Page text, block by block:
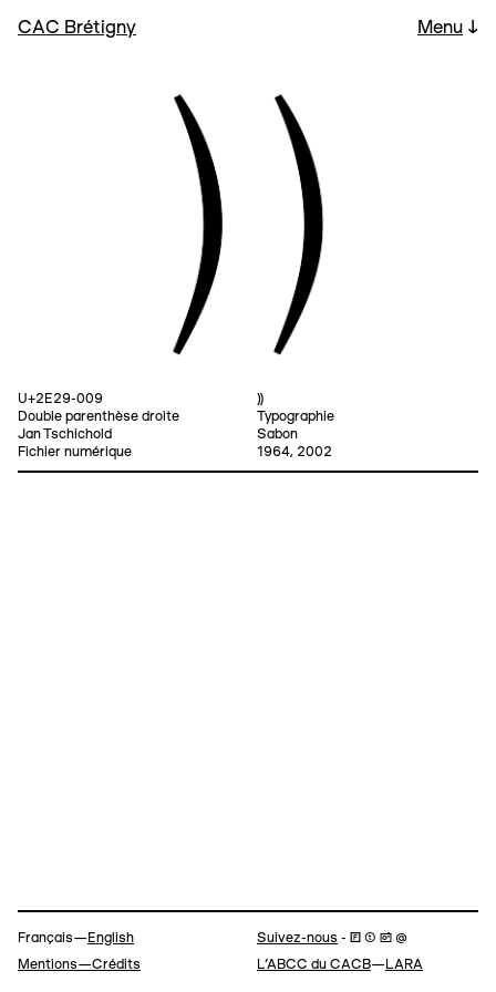
CAC Brétigny Menu ↓
U+2E29-009
Double parenthèse droite
⸩
Typographie
Jan Tschichold
Fichier numérique
Sabon
1964, 2002
Navigation
Français— English Suivez-nous - 🄵 ⓣ 📷 @
Mentions—Crédits L’ABCC du CACB— LARA